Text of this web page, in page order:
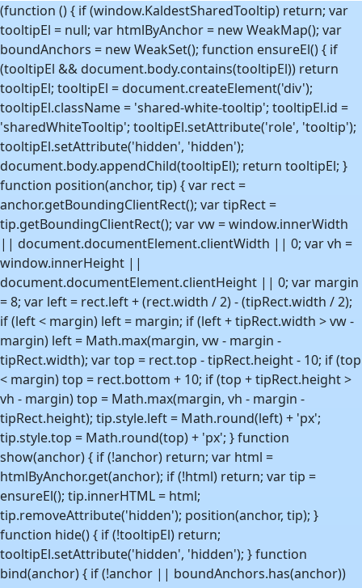
(function () { if (window.KaldestSharedTooltip) return; var
tooltipEl = null; var htmlByAnchor = new WeakMap(); var
boundAnchors = new WeakSet(); function ensureEl() { if
(tooltipEl && document.body.contains(tooltipEl)) return
tooltipEl; tooltipEl = document.createElement('div');
tooltipEl.className = 'shared-white-tooltip'; tooltipEl.id =
'sharedWhiteTooltip'; tooltipEl.setAttribute('role', 'tooltip');
tooltipEl.setAttribute('hidden', 'hidden');
document.body.appendChild(tooltipEl); return tooltipEl; }
function position(anchor, tip) { var rect =
anchor.getBoundingClientRect(); var tipRect =
tip.getBoundingClientRect(); var vw = window.innerWidth
|| document.documentElement.clientWidth || 0; var vh =
window.innerHeight ||
document.documentElement.clientHeight || 0; var margin
= 8; var left = rect.left + (rect.width / 2) - (tipRect.width / 2);
if (left < margin) left = margin; if (left + tipRect.width > vw -
margin) left = Math.max(margin, vw - margin -
tipRect.width); var top = rect.top - tipRect.height - 10; if (top
< margin) top = rect.bottom + 10; if (top + tipRect.height >
vh - margin) top = Math.max(margin, vh - margin -
tipRect.height); tip.style.left = Math.round(left) + 'px';
tip.style.top = Math.round(top) + 'px'; } function
show(anchor) { if (!anchor) return; var html =
htmlByAnchor.get(anchor); if (!html) return; var tip =
ensureEl(); tip.innerHTML = html;
tip.removeAttribute('hidden'); position(anchor, tip); }
function hide() { if (!tooltipEl) return;
tooltipEl.setAttribute('hidden', 'hidden'); } function
bind(anchor) { if (!anchor || boundAnchors.has(anchor))